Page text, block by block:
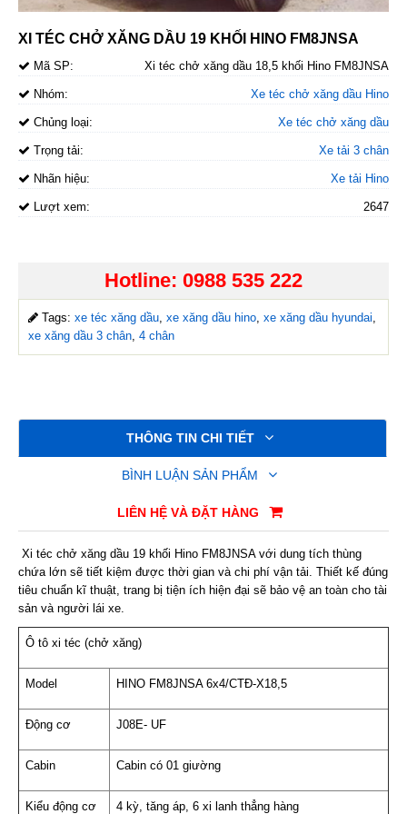
XI TÉC CHỞ XĂNG DẦU 19 KHỐI HINO FM8JNSA
Mã SP: Xi téc chở xăng dầu 18,5 khối Hino FM8JNSA
Nhóm: Xe téc chở xăng dầu Hino
Chủng loại: Xe téc chở xăng dầu
Trọng tải: Xe tải 3 chân
Nhãn hiệu: Xe tải Hino
Lượt xem: 2647
Hotline: 0988 535 222
Tags: xe téc xăng dầu, xe xăng dầu hino, xe xăng dầu hyundai,
xe xăng dầu 3 chân, 4 chân
THÔNG TIN CHI TIẾT
BÌNH LUẬN SẢN PHẨM
LIÊN HỆ VÀ ĐẶT HÀNG
Xi téc chở xăng dầu 19 khối Hino FM8JNSA với dung tích thùng
chứa lớn sẽ tiết kiệm được thời gian và chi phí vận tải. Thiết kế đúng
tiêu chuẩn kĩ thuật, trang bị tiện ích hiện đại sẽ bảo vệ an toàn cho tài
sản và người lái xe.
Ô tô xi téc (chở xăng)
Model HINO FM8JNSA 6x4/CTĐ-X18,5
Động cơ J08E- UF
Cabin Cabin có 01 giường
Kiểu động cơ 4 kỳ, tăng áp, 6 xi lanh thẳng hàng